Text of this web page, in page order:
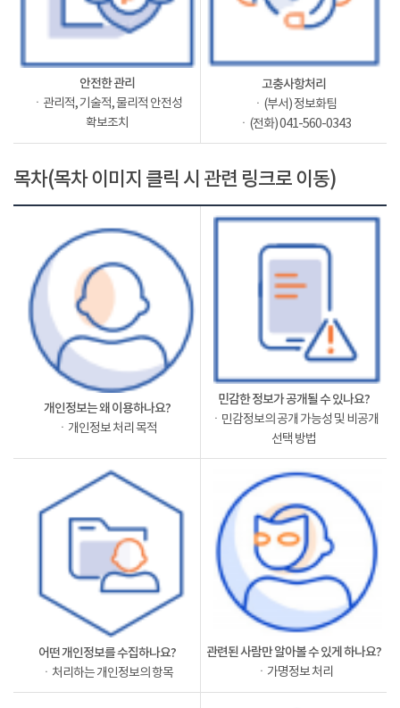
안전한 관리
ㆍ관리적, 기술적, 물리적 안전성
확보조치
고충사항처리
ㆍ(부서) 정보화팀
ㆍ(전화) 041-560-0343
목차(목차 이미지 클릭 시 관련 링크로 이동)
개인정보는 왜 이용하나요?
ㆍ개인정보 처리 목적
민감한 정보가 공개될 수 있나요?
ㆍ민감정보의 공개 가능성 및 비공개
선택 방법
어떤 개인정보를 수집하나요?
ㆍ처리하는 개인정보의 항목
관련된 사람만 알아볼 수 있게 하나요?
ㆍ가명정보 처리